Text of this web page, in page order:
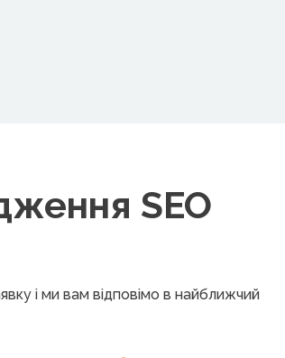
SEO
і ми вам відповімо в найближчий